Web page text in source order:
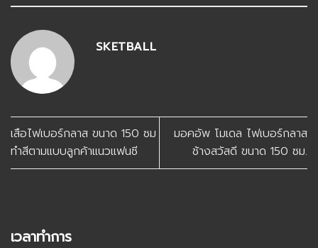
SKETBALL
เสือไฟเบอร์กลาส ขนาด 150 ซม
ทำสีตามแบบลูกค้าแนวแฟนซี
มอคอัพ โมเดล ไฟเบอร์กลาส
ช้างสวัสดี ขนาด 150 ซม.
เวลาทำการ